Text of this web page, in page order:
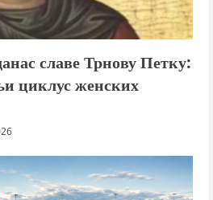
славе Трнову Петку:
циклус женских